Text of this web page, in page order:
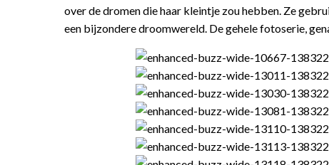
over de dromen die haar kleintje zou hebben. Ze
een bijzondere droomwereld. De gehele fotoserie,